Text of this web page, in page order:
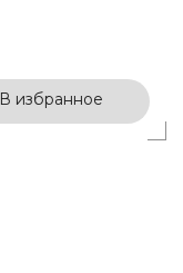
В избранное